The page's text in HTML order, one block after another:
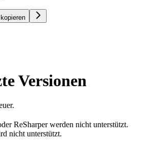
Versionen
ReSharper werden nicht unterstützt.
nicht unterstützt.